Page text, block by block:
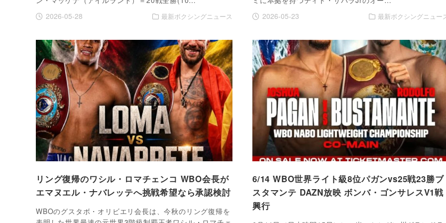
2026-05-28
最新ボクシングニュース
2026-05-23
最新ボクシングニュー
リング復帰のワシル・ロマチェンコ WBO会長が
エマヌエル・ナバレッテへ挑戦希望なら承認検討
WBOのグスタボ・オリビエリ会長は、今秋のリング復帰を
6/14 WBO世界ライト級8位パガンvs25戦23勝ブ
スタマンテ DAZN放映 ボンバ・ゴンサレスV1戦
興行